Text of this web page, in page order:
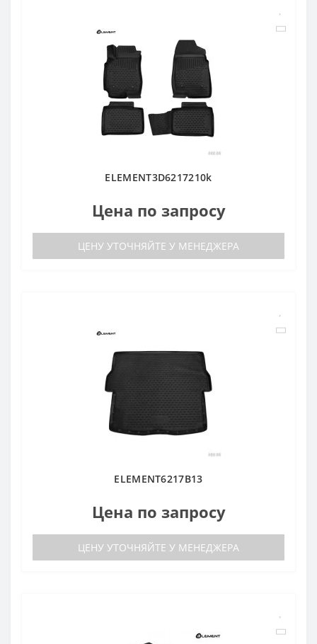
ELEMENT3D6217210k
Цена по запросу
ЦЕНУ УТОЧНЯЙТЕ У МЕНЕДЖЕРА
ELEMENT6217B13
Цена по запросу
ЦЕНУ УТОЧНЯЙТЕ У МЕНЕДЖЕРА